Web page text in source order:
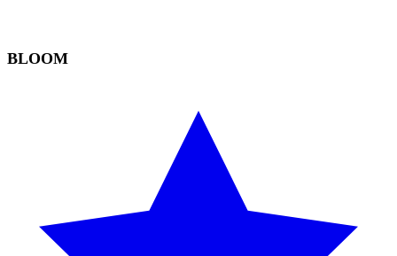
BLOOM